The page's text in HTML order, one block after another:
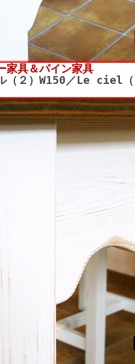
家具＆パイン家具
（２）W150／Le ciel（